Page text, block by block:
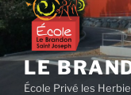
au
contenu
principal
LE
École Privé les